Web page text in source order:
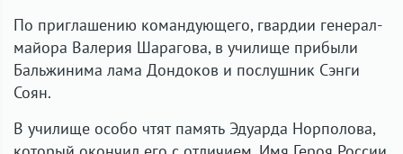
По приглашению командующего, гвардии генерал-
майора Валерия Шарагова, в училище прибыли
Бальжинима лама Дондоков и послушник Сэнги
Соян.
В училище особо чтят память Эдуарда Норполова,